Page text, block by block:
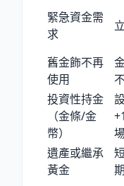
緊急資金需
求
舊金飾不再
使用
投資性持金
（金條/金
幣）
遺產或繼承
黃金